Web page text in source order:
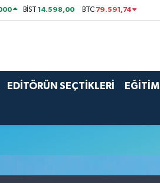
BİST14.598,00 BTC 79.591,74
EDİTÖRÜN SEÇTİKLERİ EĞİTİM